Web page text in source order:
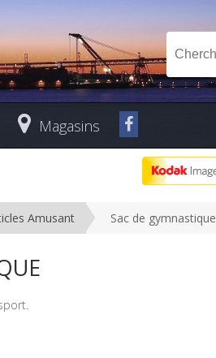
Magasins
Amusant Sac de gymnastique